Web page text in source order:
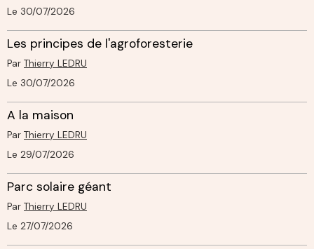
Le 30/07/2026
Les principes de l'agroforesterie
Par Thierry LEDRU
Le 30/07/2026
A la maison
Par Thierry LEDRU
Le 29/07/2026
Parc solaire géant
Par Thierry LEDRU
Le 27/07/2026